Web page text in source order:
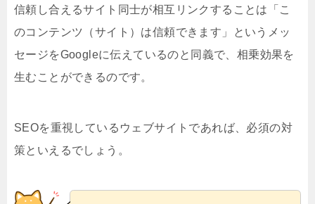
信頼し合えるサイト同士が相互リンクすることは「こ
のコンテンツ（サイト）は信頼できます」というメッ
セージをGoogleに伝えているのと同義で、相乗効果を
生むことができるのです。
SEOを重視しているウェブサイトであれば、必須の対
策といえるでしょう。